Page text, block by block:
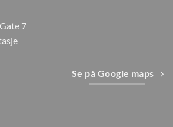
7
Se på Google maps